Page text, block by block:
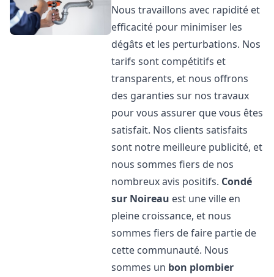
Nous travaillons avec rapidité et
efficacité pour minimiser les
dégâts et les perturbations. Nos
tarifs sont compétitifs et
transparents, et nous offrons
des garanties sur nos travaux
pour vous assurer que vous êtes
satisfait. Nos clients satisfaits
sont notre meilleure publicité, et
nous sommes fiers de nos
nombreux avis positifs. Condé
sur Noireau est une ville en
pleine croissance, et nous
sommes fiers de faire partie de
cette communauté. Nous
sommes un bon plombier